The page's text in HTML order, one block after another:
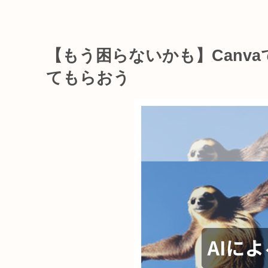
【もう困らないかも】
てもらおう